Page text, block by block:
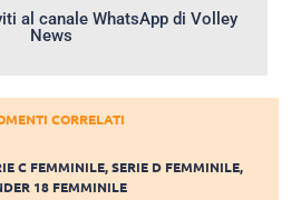
al canale WhatsApp di Volley
News
CORRELATI
C FEMMINILE,SERIE D FEMMINILE,
18 FEMMINILE